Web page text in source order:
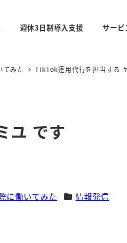
週休3日制導入支援 サービ
てみた TikTok運用代行を担当する
ユ です
に働いてみた カテゴリー
情報発信